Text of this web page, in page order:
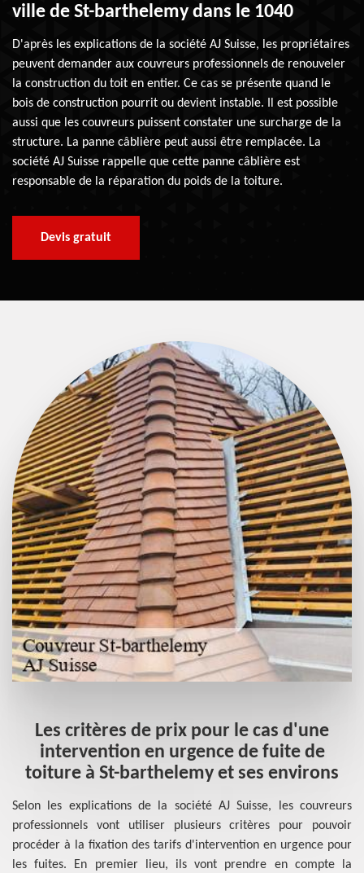
ville de St-barthelemy dans le 1040
D'après les explications de la société AJ Suisse, les propriétaires
peuvent demander aux couvreurs professionnels de renouveler
la construction du toit en entier. Ce cas se présente quand le
bois de construction pourrit ou devient instable. Il est possible
aussi que les couvreurs puissent constater une surcharge de la
structure. La panne câblière peut aussi être remplacée. La
société AJ Suisse rappelle que cette panne câblière est
responsable de la réparation du poids de la toiture.
Devis gratuit
Les critères de prix pour le cas d'une
intervention en urgence de fuite de
toiture à St-barthelemy et ses environs
Selon les explications de la société AJ Suisse, les couvreurs
professionnels vont utiliser plusieurs critères pour pouvoir
procéder à la fixation des tarifs d'intervention en urgence pour
les fuites. En premier lieu, ils vont prendre en compte la